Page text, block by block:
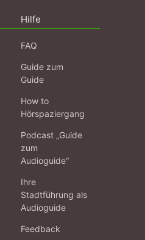
Hilfe
FAQ
Guide zum
Guide
How to
Hörspaziergang
Podcast „Guide
zum
Audioguide“
Ihre
Stadtführung als
Audioguide
Feedback